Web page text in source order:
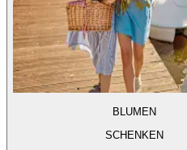
BLUMEN
SCHENKEN